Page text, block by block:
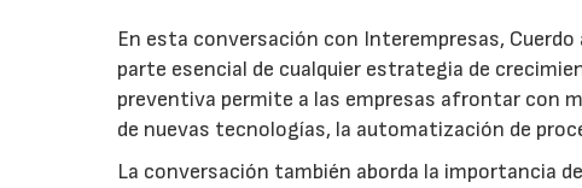
En esta conversación con Interempresas,
parte esencial de cualquier estrategia de
preventiva permite a las empresas afrontar con
de nuevas tecnologías, la automatización de
La conversación también aborda la importancia